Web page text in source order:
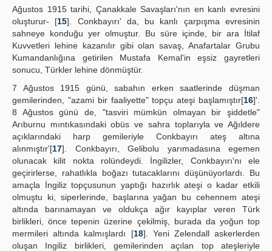
Ağustos 1915 tarihi, Çanakkale Savaşları'nın en kanlı evresini
oluşturur- [15]. Conkbayırı' da, bu kanlı çarpışma evresinin
sahneye konduğu yer olmuştur. Bu süre içinde, bir ara İtilaf
Kuvvetleri lehine kazanılır gibi olan savaş, Anafartalar Grubu
Kumandanlığına getirilen Mustafa Kemal'in eşsiz gayretleri
sonucu, Türkler lehine dönmüştür.
7 Ağustos 1915 günü, sabahın erken saatlerinde düşman
gemilerinden, "azami bir faaliyette" topçu ateşi başlamıştır[16]'.
8 Ağustos günü de, "tasviri mümkün olmayan bir şiddetle"
Arıburnu mıntıkasındaki obüs ve sahra toplarıyla ve Ağıldere
açıklarındaki harp gemileriyle Conkbayırı ateş altına
alınmıştır'[17]. Conkbayırı, Gelibolu yarımadasına egemen
olunacak kilit nokta rolündeydi. İngilizler, Conkbayırı'nı ele
geçirirlerse, rahatlıkla boğazı tutacaklarını düşünüyorlardı. Bu
amaçla İngiliz topçusunun yaptığı hazırlık ateşi o kadar etkili
olmuştu ki, siperlerinde, başlarına yağan bu cehennem ateşi
altında barınamayan ve oldukça ağır kayıplar veren Türk
birlikleri, önce tepenin üzerine çekilmiş, burada da yoğun top
mermileri altında kalmışlardı [18]. Yeni Zelendall askerlerden
oluşan Ingiliz birlikleri, gemilerinden açılan top ateşleriyle